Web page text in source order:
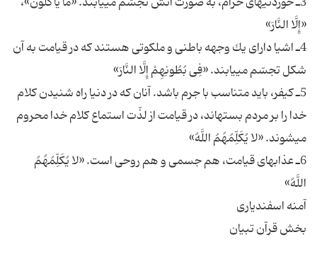
4ـ اشیا داراى یك وجهه باطنى و ملكوتى هستند كه در قیامت به آن
5ـ كیفر، باید متناسب با جرم باشد. آنان كه در دنیا راه شنیدن كلام
خدا را بر مردم بسته‏اند، در قیامت از لذّت استماع كلام خدا محروم
6ـ عذاب‏هاى قیامت، هم جسمى و هم روحى است. «لا یُكَلِّمُهُمُ